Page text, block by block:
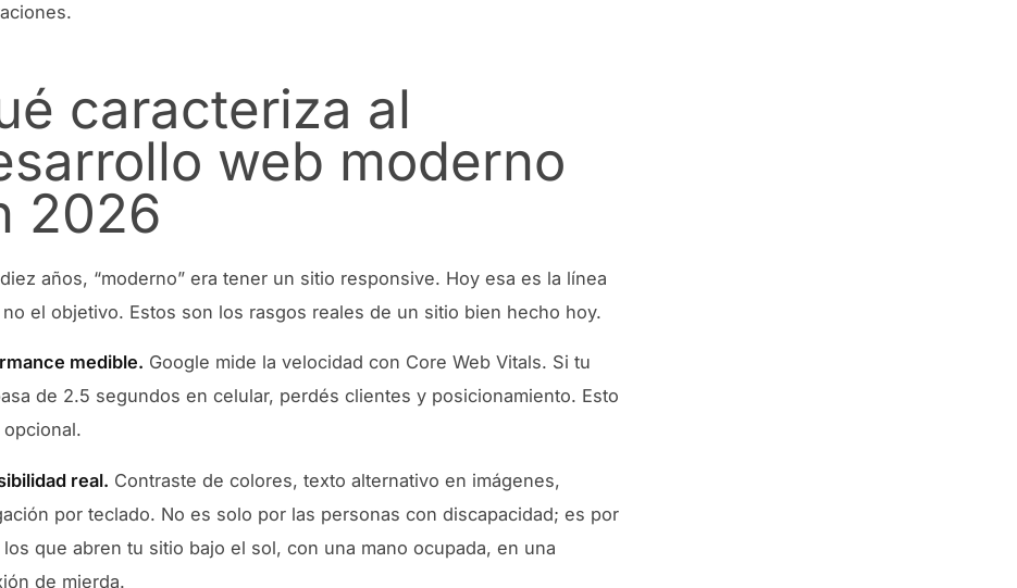
caracteriza al
web moderno
2026
años, “moderno” era tener un sitio responsive. Hoy esa es la línea
no el objetivo. Estos son los rasgos reales de un sitio bien hecho hoy.
medible. Google mide la velocidad con Core Web Vitals. Si tu
de 2.5 segundos en celular, perdés clientes y posicionamiento. Esto
real. Contraste de colores, texto alternativo en imágenes,
por teclado. No es solo por las personas con discapacidad; es por
que abren tu sitio bajo el sol, con una mano ocupada, en una
de mierda.